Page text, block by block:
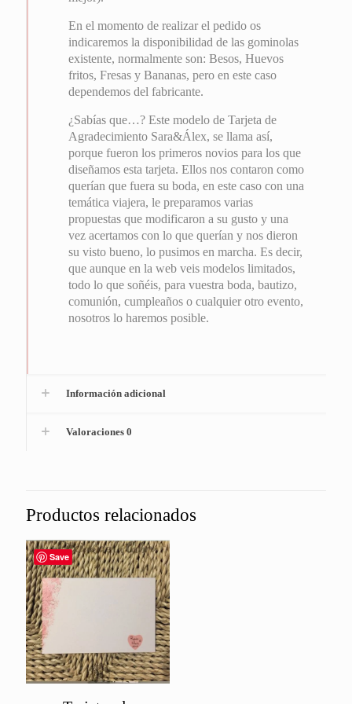
En el momento de realizar el pedido os
indicaremos la disponibilidad de las gominolas
existente, normalmente son: Besos, Huevos
fritos, Fresas y Bananas, pero en este caso
dependemos del fabricante.
¿Sabías que…? Este modelo de Tarjeta de
Agradecimiento Sara&Álex, se llama así,
porque fueron los primeros novios para los que
diseñamos esta tarjeta. Ellos nos contaron como
querían que fuera su boda, en este caso con una
temática viajera, le preparamos varias
propuestas que modificaron a su gusto y una
vez acertamos con lo que querían y nos dieron
su visto bueno, lo pusimos en marcha. Es decir,
que aunque en la web veis modelos limitados,
todo lo que soñéis, para vuestra boda, bautizo,
comunión, cumpleaños o cualquier otro evento,
nosotros lo haremos posible.
Información adicional
Valoraciones 0
Productos relacionados
Save